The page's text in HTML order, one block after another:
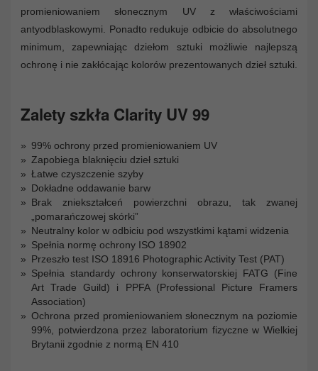
promieniowaniem słonecznym UV z właściwościami
antyodblaskowymi. Ponadto redukuje odbicie do absolutnego
minimum, zapewniając dziełom sztuki możliwie najlepszą
ochronę i nie zakłócając kolorów prezentowanych dzieł sztuki.
Zalety szkła Clarity UV 99
99% ochrony przed promieniowaniem UV
Zapobiega blaknięciu dzieł sztuki
Łatwe czyszczenie szyby
Dokładne oddawanie barw
Brak zniekształceń powierzchni obrazu, tak zwanej
„pomarańczowej skórki”
Neutralny kolor w odbiciu pod wszystkimi kątami widzenia
Spełnia normę ochrony ISO 18902
Przeszło test ISO 18916 Photographic Activity Test (PAT)
Spełnia standardy ochrony konserwatorskiej FATG (Fine
Art Trade Guild) i PPFA (Professional Picture Framers
Association)
Ochrona przed promieniowaniem słonecznym na poziomie
99%, potwierdzona przez laboratorium fizyczne w Wielkiej
Brytanii zgodnie z normą EN 410